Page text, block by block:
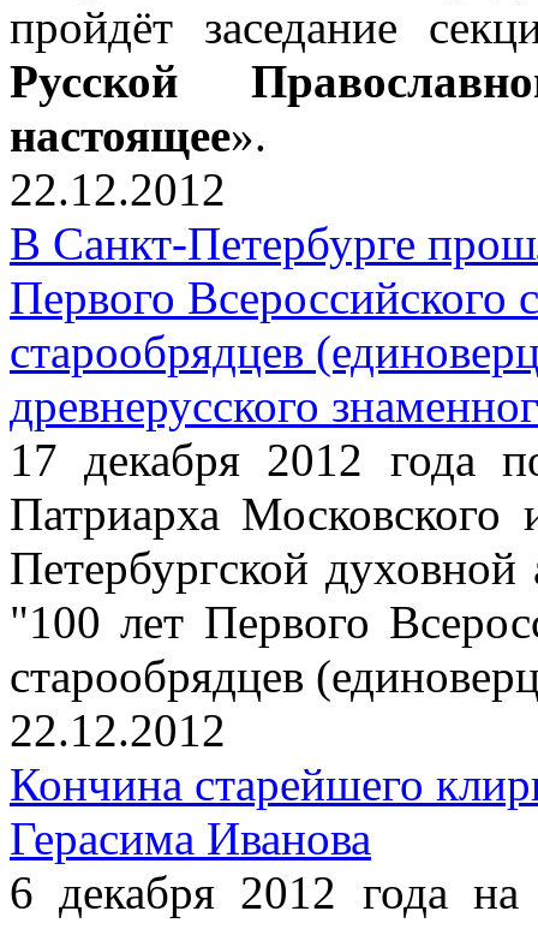
пройдёт заседание
Русской
настоящее».
22.12.2012
В Санкт-Петербурге
Первого Всероссийского
старообрядцев
древнерусского
17 декабря 2012 года
Патриарха
Петербургской
"100 лет Первого
старообрядцев
22.12.2012
Кончина старейшего
Герасима Иванова
6 декабря 2012 года